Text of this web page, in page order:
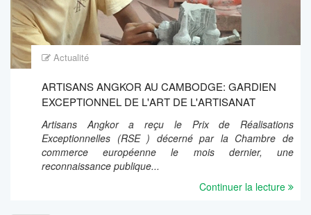
Actualité
ARTISANS ANGKOR AU CAMBODGE: GARDIEN
EXCEPTIONNEL DE L'ART DE L'ARTISANAT
Artisans Angkor a reçu le Prix de Réalisations
Exceptionnelles (RSE ) décerné par la Chambre de
commerce européenne le mois dernier, une
reconnaissance publique...
Continuer la lecture